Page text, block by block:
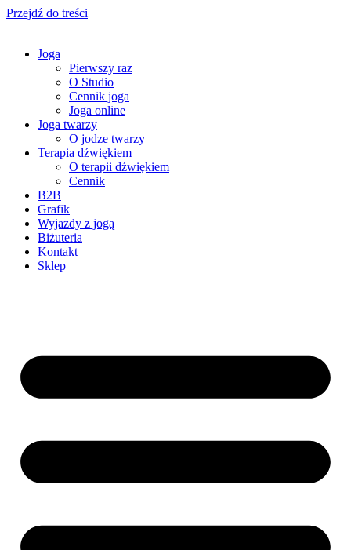
Przejdź do treści
Joga
Pierwszy raz
O Studio
Cennik joga
Joga online
Joga twarzy
O jodze twarzy
Terapia dźwiękiem
O terapii dźwiękiem
Cennik
B2B
Grafik
Wyjazdy z jogą
Biżuteria
Kontakt
Sklep